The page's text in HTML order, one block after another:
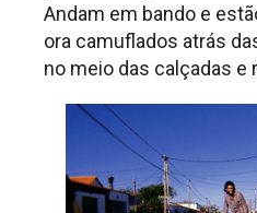
Andam em bando e
ora camuflados atrás
no meio das calçadas e